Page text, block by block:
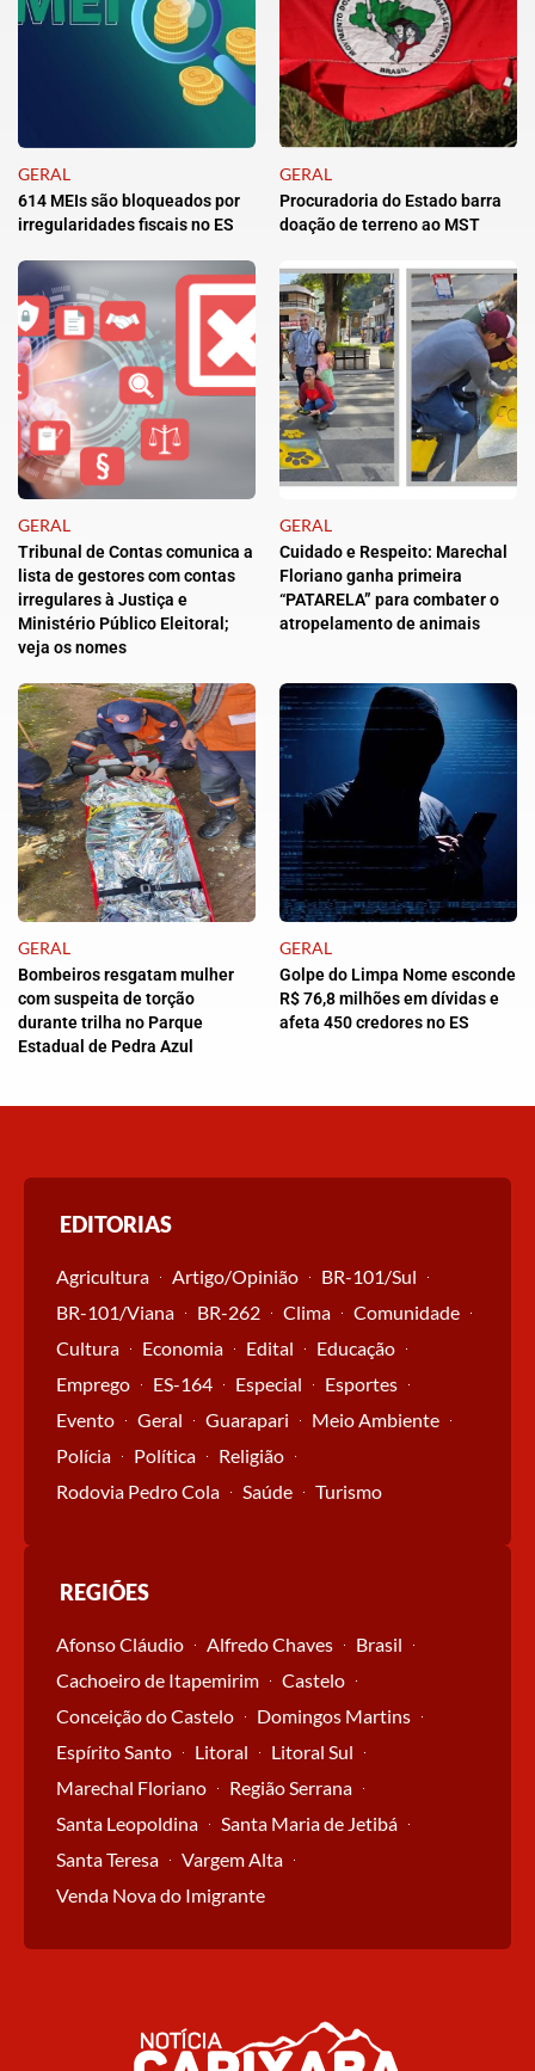
GERAL
614 MEIs são bloqueados por
irregularidades fiscais no ES
GERAL
Procuradoria do Estado barra
doação de terreno ao MST
GERAL
Tribunal de Contas comunica a
lista de gestores com contas
irregulares à Justiça e
Ministério Público Eleitoral;
veja os nomes
GERAL
Cuidado e Respeito: Marechal
Floriano ganha primeira
“PATARELA” para combater o
atropelamento de animais
GERAL
Bombeiros resgatam mulher
com suspeita de torção
durante trilha no Parque
Estadual de Pedra Azul
GERAL
Golpe do Limpa Nome esconde
R$ 76,8 milhões em dívidas e
afeta 450 credores no ES
EDITORIAS
Agricultura Artigo/Opinião
BR-101/Sul
BR-101/Viana
BR-262 Clima
Comunidade
Cultura
Economia Edital
Educação
Emprego
ES-164 Especial
Esportes
Evento
Geral Guarapari
Meio Ambiente
Polícia
Política
Religião
Rodovia Pedro Cola
Saúde Turismo
REGIÕES
Afonso Cláudio Alfredo Chaves
Brasil
Cachoeiro de Itapemirim
Castelo
Conceição do Castelo
Domingos Martins
Espírito Santo
Litoral
Litoral Sul
Marechal Floriano
Região Serrana
Santa Leopoldina
Santa Maria de Jetibá
Santa Teresa
Vargem Alta
Venda Nova do Imigrante